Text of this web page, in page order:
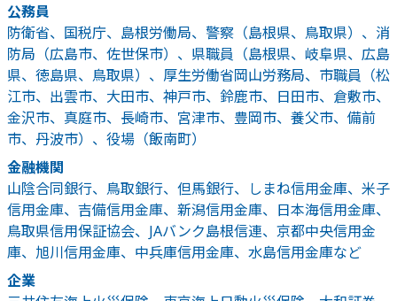
公務員
防衛省、国税庁、島根労働局、警察（島根県、鳥取県）、消
防局（広島市、佐世保市）、県職員（島根県、岐阜県、広島
県、徳島県、鳥取県）、厚生労働省岡山労務局、市職員（松
江市、出雲市、大田市、神戸市、鈴鹿市、日田市、倉敷市、
金沢市、真庭市、長崎市、宮津市、豊岡市、養父市、備前
市、丹波市）、役場（飯南町）
金融機関
山陰合同銀行、鳥取銀行、但馬銀行、しまね信用金庫、米子
信用金庫、吉備信用金庫、新潟信用金庫、日本海信用金庫、
鳥取県信用保証協会、JAバンク島根信連、京都中央信用金
庫、旭川信用金庫、中兵庫信用金庫、水島信用金庫など
企業